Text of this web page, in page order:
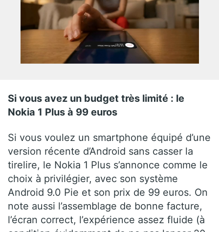
Si vous avez un budget très limité : le
Nokia 1 Plus à 99 euros
Si vous voulez un smartphone équipé d’une
version récente d’Android sans casser la
tirelire, le Nokia 1 Plus s’annonce comme le
choix à privilégier, avec son système
Android 9.0 Pie et son prix de 99 euros. On
note aussi l’assemblage de bonne facture,
l’écran correct, l’expérience assez fluide (à